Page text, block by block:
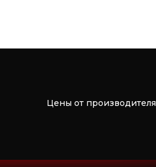
Цены от производителя